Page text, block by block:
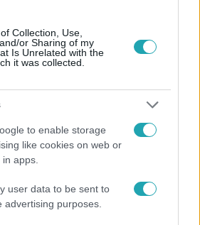
Collection, Use,
or Sharing of my
Is Unrelated with the
it was collected.
to enable storage
like cookies on web or
apps.
user data to be sent to
advertising purposes.
#DEUTSCH TAMÁS # FIDESZ